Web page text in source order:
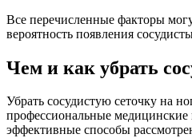
Все перечисленные факторы
вероятность появления
Чем и как убрать
Убрать сосудистую сеточку на
профессиональные
эффективные способы